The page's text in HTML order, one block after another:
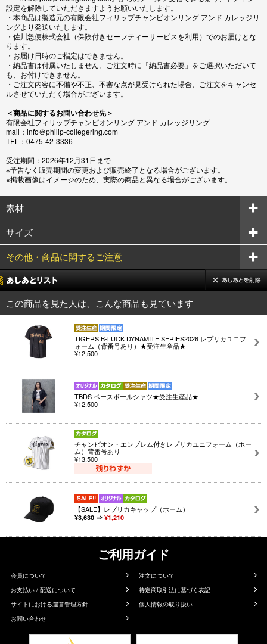
設定を解除していただきますようお願いいたします。
・本商品は製造元の有限会社フィリップチャンピオンリング アンド カレッジリ
ングより発送いたします。
・佐川急便株式会社（保険付きセーフティーサービスを利用）でのお届けとな
ります。
・お届け日時のご指定はできません。
・納品書は付属いたしません。ご注文時に「納品書必要」をご選択いただいて
も、お付けできません。
・ご注文内容に不備や不正、不審な点が見受けられた場合、ご注文をキャンセ
ルさせていただく場合がございます。
＜商品に関するお問い合わせ先＞
有限会社フィリップチャンピオンリング アンド カレッジリング
mail：info＠philip-collegering.com
TEL：0475-42-3336
受注期間：2026年12月31日まで
※予告なく販売期間の変更および販売終了となる場合がございます。
※掲載画像はイメージのため、実際の商品と異なる場合がございます。
素材
サイズ
その他・商品に関するご注意
この商品を見た人は、こんな商品も見ています
TIGERS B-LUCK DYNAMITE SERIES2026 レプリカユニフ
ォーム（背番号あり）★受注生産品★
¥12,500
TBDS ベースボールシャツ★受注生産品★
¥12,500
チャンピオン・エンブレム付きレプリカユニフォーム（ホー
ム）背番号あり
¥13,500
【SALE】レプリカキャップ（ホーム）
¥3,630 ⇒ ¥1,210
ご利用ガイド
会員について
注文について
お支払い / 配送について
特定商取引法に基づく表記
サイトにおける運営管理方針
個人情報の取り扱い
お問い合わせ